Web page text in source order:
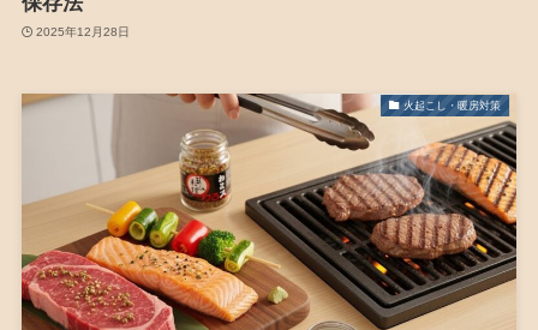
2025年12月28日
火起こし・暖房対策